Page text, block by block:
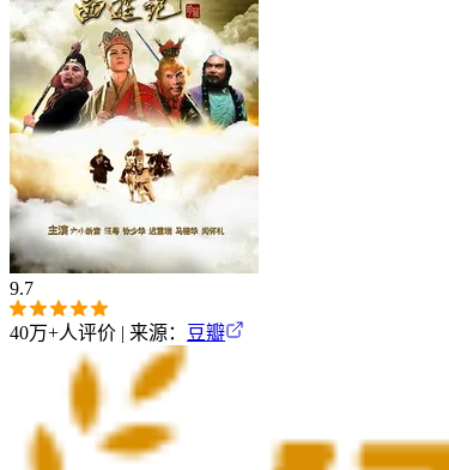
9.7
40万+人评价 | 来源： 豆瓣